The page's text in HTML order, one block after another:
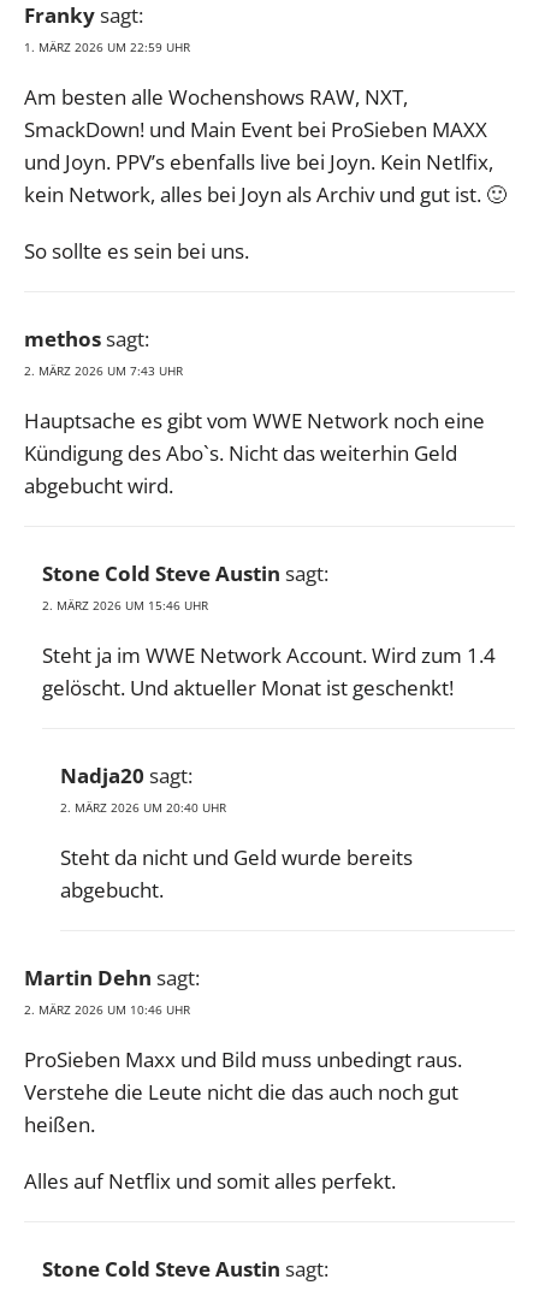
Frankysagt:
1. MÄRZ 2026 UM 22:59 UHR
Am besten alle Wochenshows RAW, NXT,
SmackDown! und Main Event bei ProSieben MAXX
und Joyn. PPV’s ebenfalls live bei Joyn. Kein Netlfix,
kein Network, alles bei Joyn als Archiv und gut ist. 🙂
So sollte es sein bei uns.
methossagt:
2. MÄRZ 2026 UM 7:43 UHR
Hauptsache es gibt vom WWE Network noch eine
Kündigung des Abo`s. Nicht das weiterhin Geld
abgebucht wird.
Stone Cold Steve Austin sagt:
2. MÄRZ 2026 UM 15:46 UHR
Steht ja im WWE Network Account. Wird zum 1.4
gelöscht. Und aktueller Monat ist geschenkt!
Nadja20 sagt:
2. MÄRZ 2026 UM 20:40 UHR
Steht da nicht und Geld wurde bereits
abgebucht.
Martin Dehn sagt:
2. MÄRZ 2026 UM 10:46 UHR
ProSieben Maxx und Bild muss unbedingt raus.
Verstehe die Leute nicht die das auch noch gut
heißen.
Alles auf Netflix und somit alles perfekt.
Stone Cold Steve Austin sagt: